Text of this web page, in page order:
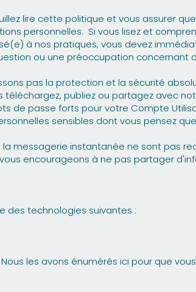
lire cette politique et vous assurer
personnelles. Si vous lisez et
à nos pratiques, vous devez
ou une préoccupation
pas la protection et la sécurité
publiez ou partagez avec
de passe forts pour votre Compte
sensibles dont vous pensez
messagerie instantanée ne sont pas
encourageons à ne pas partager
des technologies suivantes :
les avons énumérés ici pour que